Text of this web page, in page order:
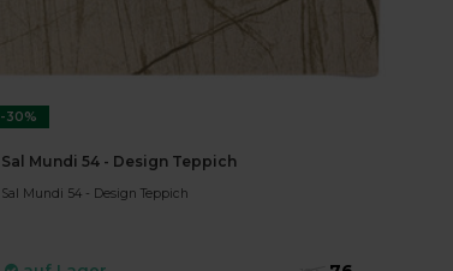
-30%
Sal Mundi 54 - Design Teppich
Sal Mundi 54 - Design Teppich